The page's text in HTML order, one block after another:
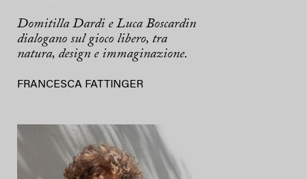
Domitilla Dardi e Luca Boscardin
dialogano sul gioco libero, tra
natura, design e immaginazione.
FRANCESCA FATTINGER